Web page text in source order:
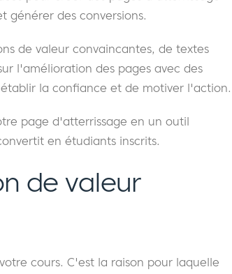
générer des conversions.
de valeur convaincantes, de textes
l'amélioration des pages avec des
la confiance et de motiver l'action.
page d'atterrissage en un outil
en étudiants inscrits.
de valeur
cours. C'est la raison pour laquelle